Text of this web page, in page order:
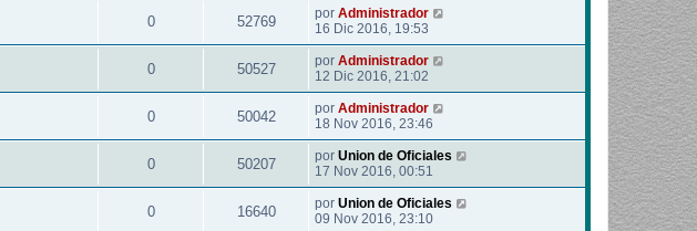
0 52769 por Administrador
16 Dic 2016, 19:53
0 50527 por Administrador
12 Dic 2016, 21:02
0 50042 por Administrador
18 Nov 2016, 23:46
0 50207 por Union de Oficiales
17 Nov 2016, 00:51
0 16640 por Union de Oficiales
09 Nov 2016, 23:10